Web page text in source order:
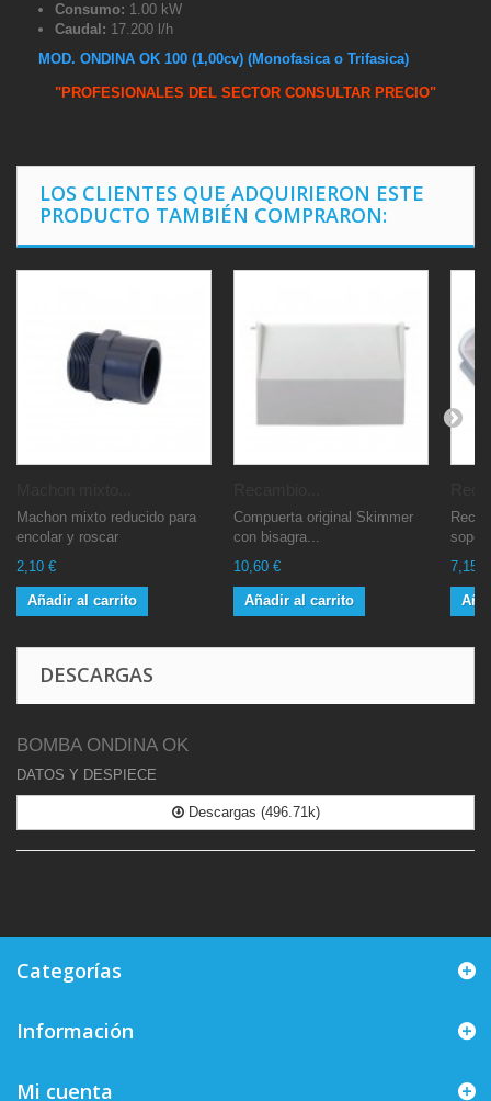
Consumo: 1.00 kW
Caudal: 17.200 l/h
MOD. ONDINA OK 100 (1,00cv) (Monofasica o Trifasica)
"PROFESIONALES DEL SECTOR CONSULTAR PRECIO"
LOS CLIENTES QUE ADQUIRIERON ESTE
PRODUCTO TAMBIÉN COMPRARON:
Machon mixto reducido para
encolar y roscar
2,10 €
Añadir al carrito
Compuerta original Skimmer
con bisagra...
10,60 €
Añadir al carrito
7,15 €
DESCARGAS
BOMBA ONDINA OK
DATOS Y DESPIECE
Descargas (496.71k)
Categorías
Información
Mi cuenta